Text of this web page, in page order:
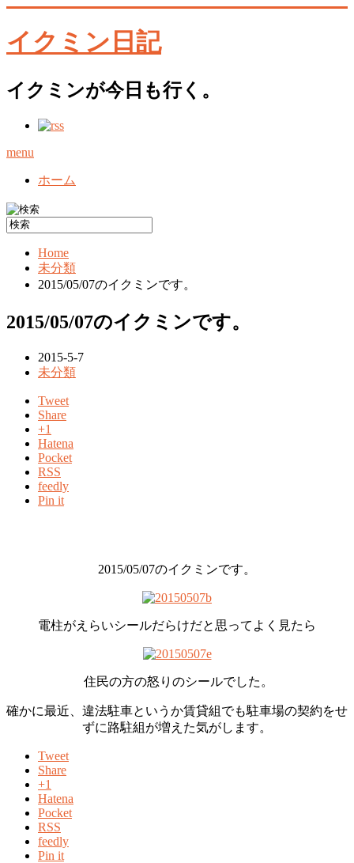
イクミン日記
イクミンが今日も行く。
menu
ホーム
Home
未分類
2015/05/07のイクミンです。
2015/05/07のイクミンです。
2015-5-7
未分類
Tweet
Share
+1
Hatena
Pocket
RSS
feedly
Pin it
2015/05/07のイクミンです。
電柱がえらいシールだらけだと思ってよく見たら
住民の方の怒りのシールでした。
確かに最近、違法駐車というか賃貸組でも駐車場の契約をせ
ずに路駐組が増えた気がします。
Tweet
Share
+1
Hatena
Pocket
RSS
feedly
Pin it